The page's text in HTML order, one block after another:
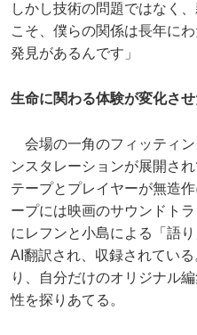
しかし技術の問題ではなく
こそ、僕らの関係は長年に
発見があるんです」
生命に関わる体験が変化さ
会場の一角のフィッティ
ンスタレーションが展開さ
テープとプレイヤーが無造
ープには映画のサウンドト
にレフンと小島による「語
AI翻訳され、収録されてい
り、自分だけのオリジナル
性を探りあてる。